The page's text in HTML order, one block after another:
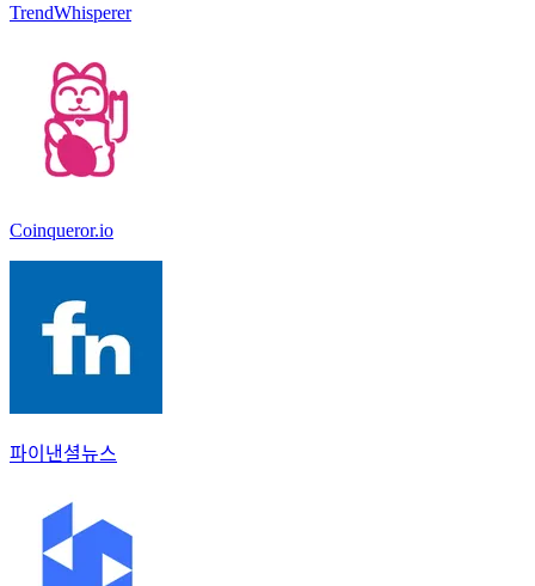
TrendWhisperer
Coinqueror.io
파이낸셜뉴스